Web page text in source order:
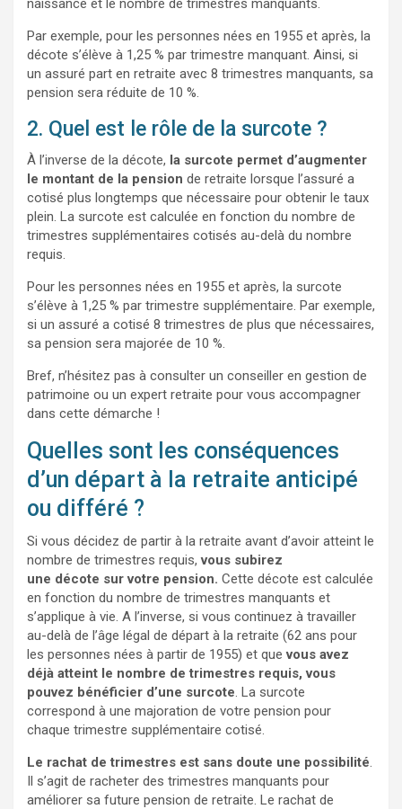
naissance et le nombre de trimestres manquants.
Par exemple, pour les personnes nées en 1955 et après, la
décote s’élève à 1,25 % par trimestre manquant. Ainsi, si
un assuré part en retraite avec 8 trimestres manquants, sa
pension sera réduite de 10 %.
2. Quel est le rôle de la surcote ?
À l’inverse de la décote, la surcote permet d’augmenter
le montant de la pension de retraite lorsque l’assuré a
cotisé plus longtemps que nécessaire pour obtenir le taux
plein. La surcote est calculée en fonction du nombre de
trimestres supplémentaires cotisés au-delà du nombre
requis.
Pour les personnes nées en 1955 et après, la surcote
s’élève à 1,25 % par trimestre supplémentaire. Par exemple,
si un assuré a cotisé 8 trimestres de plus que nécessaires,
sa pension sera majorée de 10 %.
Bref, n’hésitez pas à consulter un conseiller en gestion de
patrimoine ou un expert retraite pour vous accompagner
dans cette démarche !
Quelles sont les conséquences
d’un départ à la retraite anticipé
ou différé ?
Si vous décidez de partir à la retraite avant d’avoir atteint le
nombre de trimestres requis,vous subirez
une décote sur votre pension. Cette décote est calculée
en fonction du nombre de trimestres manquants et
s’applique à vie. A l’inverse, si vous continuez à travailler
au-delà de l’âge légal de départ à la retraite (62 ans pour
les personnes nées à partir de 1955) et quevous avez
déjà atteint le nombre de trimestres requis, vous
pouvez bénéficier d’une surcote. La surcote
correspond à une majoration de votre pension pour
chaque trimestre supplémentaire cotisé.
Le rachat de trimestres est sans doute une possibilité.
Il s’agit de racheter des trimestres manquants pour
améliorer sa future pension de retraite. Le rachat de